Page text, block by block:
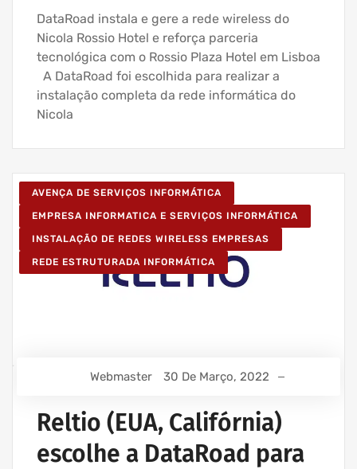
DataRoad instala e gere a rede wireless do
Nicola Rossio Hotel e reforça parceria
tecnológica com o Rossio Plaza Hotel em Lisboa
A DataRoad foi escolhida para realizar a
instalação completa da rede informática do
Nicola
AVENÇA DE SERVIÇOS INFORMÁTICA
EMPRESA INFORMATICA E SERVIÇOS INFORMÁTICA
INSTALAÇÃO DE REDES WIRELESS EMPRESAS
REDE ESTRUTURADA INFORMÁTICA
Webmaster 30 De Março, 2022
Reltio (EUA, Califórnia)
escolhe a DataRoad para